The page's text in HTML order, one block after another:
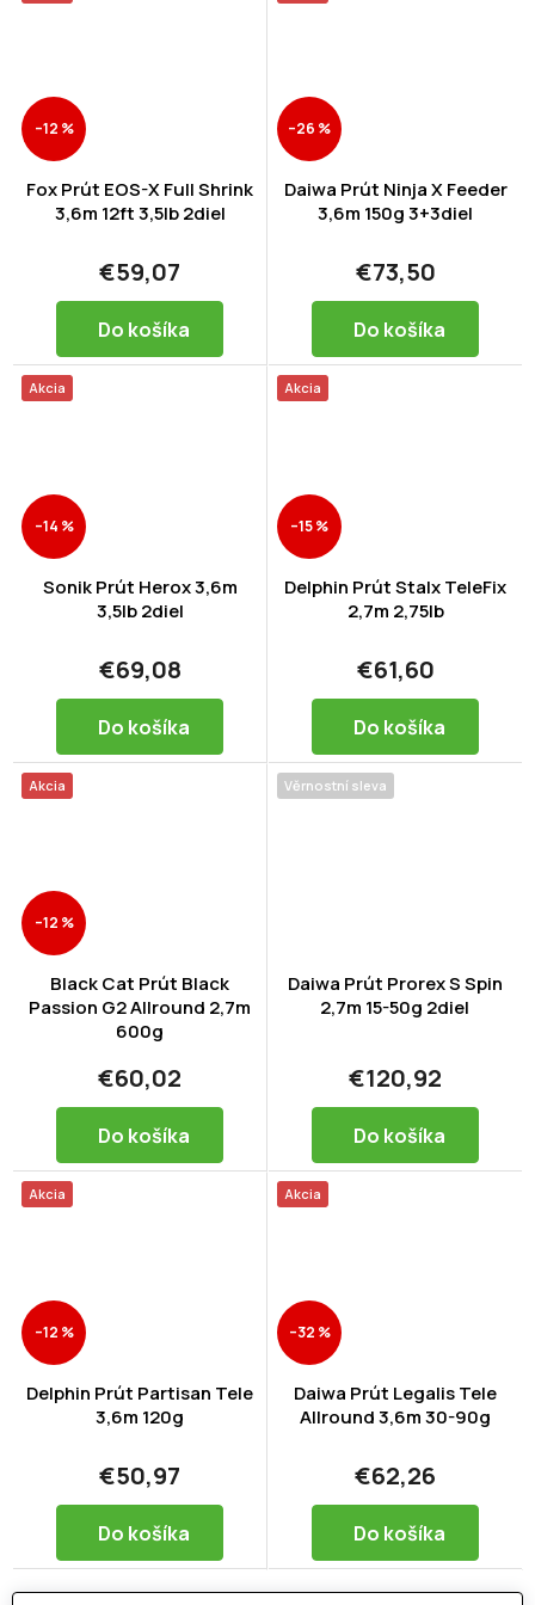
–12 %
Fox Prút EOS-X Full Shrink
3,6m 12ft 3,5lb 2diel
€59,07
Do košíka
–26 %
Daiwa Prút Ninja X Feeder
3,6m 150g 3+3diel
€73,50
Do košíka
Akcia
–14 %
Sonik Prút Herox 3,6m
3,5lb 2diel
€69,08
Do košíka
Akcia
–15 %
Delphin Prút Stalx TeleFix
2,7m 2,75lb
€61,60
Do košíka
Akcia
–12 %
Black Cat Prút Black
Passion G2 Allround 2,7m
600g
€60,02
Do košíka
Věrnostní sleva
Daiwa Prút Prorex S Spin
2,7m 15-50g 2diel
€120,92
Do košíka
Akcia
–12 %
Delphin Prút Partisan Tele
3,6m 120g
€50,97
Do košíka
Akcia
–32 %
Daiwa Prút Legalis Tele
Allround 3,6m 30-90g
€62,26
Do košíka